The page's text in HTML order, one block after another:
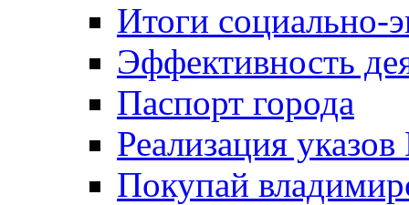
Итоги социально-
Эффективность
Паспорт города
Реализация
Покупай